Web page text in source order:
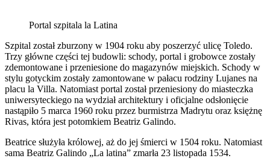
Portal szpitala la Latina
Szpital został zburzony w 1904 roku aby poszerzyć ulicę Toledo.
Trzy główne części tej budowli: schody, portal i grobowce zostały
zdemontowane i przeniesione do magazynów miejskich. Schody w
stylu gotyckim zostały zamontowane w pałacu rodziny Lujanes na
placu la Villa. Natomiast portal został przeniesiony do miasteczka
uniwersyteckiego na wydział architektury i oficjalne odsłonięcie
nastąpiło 5 marca 1960 roku przez burmistrza Madrytu oraz księżnę
Rivas, która jest potomkiem Beatriz Galindo.
Beatrice służyła królowej, aż do jej śmierci w 1504 roku. Natomiast
sama Beatriz Galindo „La latina” zmarła 23 listopada 1534.